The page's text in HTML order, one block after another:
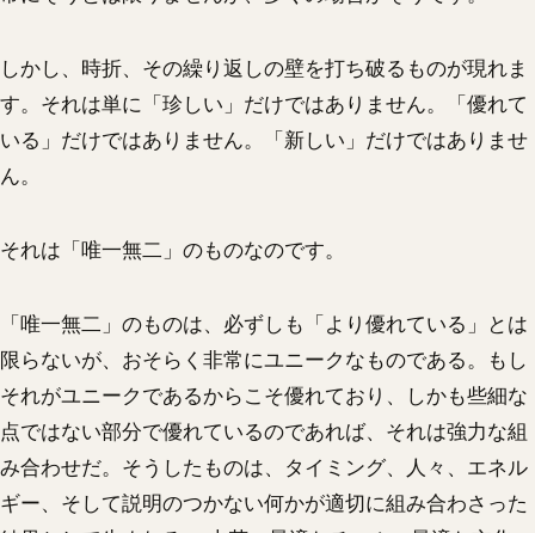
しかし、時折、その繰り返しの壁を打ち破るものが現れま
す。それは単に「珍しい」だけではありません。「優れて
いる」だけではありません。「新しい」だけではありませ
ん。
それは「唯一無二」のものなのです。
「唯一無二」のものは、必ずしも「より優れている」とは
限らないが、おそらく非常にユニークなものである。もし
それがユニークであるからこそ優れており、しかも些細な
点ではない部分で優れているのであれば、それは強力な組
み合わせだ。そうしたものは、タイミング、人々、エネル
ギー、そして説明のつかない何かが適切に組み合わさった